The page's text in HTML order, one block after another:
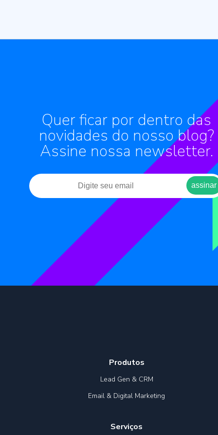
Quer ficar por dentro das
novidades do nosso blog?
Assine nossa newsletter.
Produtos
Lead Gen & CRM
Email & Digital Marketing
Serviços